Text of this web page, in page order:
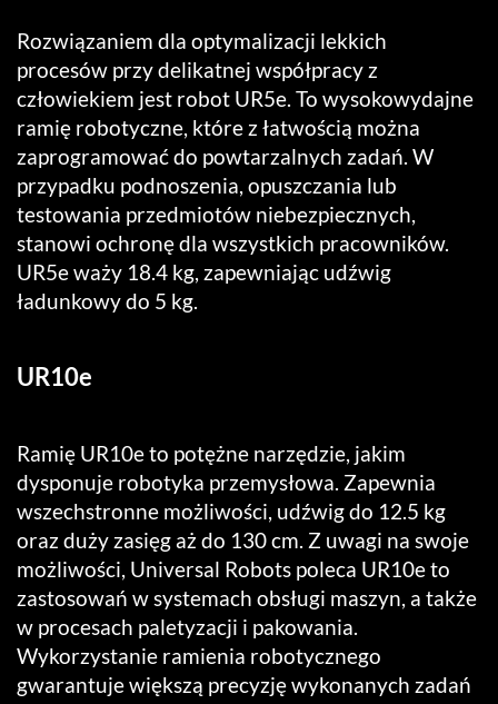
Rozwiązaniem dla optymalizacji lekkich
procesów przy delikatnej współpracy z
człowiekiem jest robot UR5e. To wysokowydajne
ramię robotyczne, które z łatwością można
zaprogramować do powtarzalnych zadań. W
przypadku podnoszenia, opuszczania lub
testowania przedmiotów niebezpiecznych,
stanowi ochronę dla wszystkich pracowników.
UR5e waży 18.4 kg, zapewniając udźwig
ładunkowy do 5 kg.
UR10e
Ramię UR10e to potężne narzędzie, jakim
dysponuje robotyka przemysłowa. Zapewnia
wszechstronne możliwości, udźwig do 12.5 kg
oraz duży zasięg aż do 130 cm. Z uwagi na swoje
możliwości, Universal Robots poleca UR10e to
zastosowań w systemach obsługi maszyn, a także
w procesach paletyzacji i pakowania.
Wykorzystanie ramienia robotycznego
gwarantuje większą precyzję wykonanych zadań